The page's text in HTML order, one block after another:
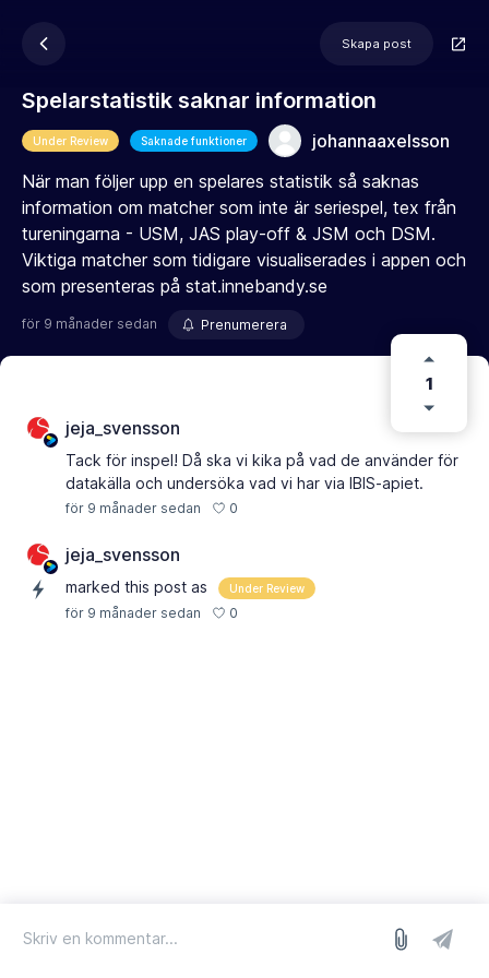
Skapa post
Spelarstatistik saknar information
Under Review Saknade funktioner
johannaaxelsson
När man följer upp en spelares statistik så saknas
information om matcher som inte är seriespel, tex från
tureningarna - USM, JAS play-off & JSM och DSM.
Viktiga matcher som tidigare visualiserades i appen och
som presenteras på stat.innebandy.se
för 9 månader sedan Prenumerera
1
jeja_svensson
Tack för inspel! Då ska vi kika på vad de använder för
datakälla och undersöka vad vi har via IBIS-apiet.
för 9 månader sedan 0
jeja_svensson
marked this post as Under Review
för 9 månader sedan 0